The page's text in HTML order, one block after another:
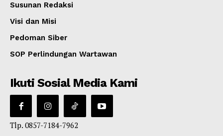
Susunan Redaksi
Visi dan Misi
Pedoman Siber
SOP Perlindungan Wartawan
Ikuti Sosial Media Kami
Tlp. 0857-7184-7962